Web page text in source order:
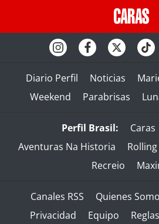
Diario Perfil Noticias
Weekend
Parabrisas
Perfil Brasil: Caras
Aventuras Na Historia
Recreio
Canales RSS Quienes
Privacidad
Equipo